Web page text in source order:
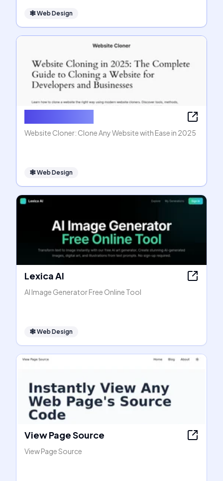
🕸Web Design
Website Cloner: Clone Any Website with Ease in 2025
🕸Web Design
Lexica AI
AI Image Generator Free Online Tool
🕸Web Design
View Page Source
View Page Source